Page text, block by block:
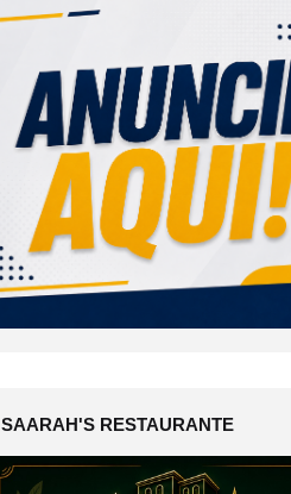
SAARAH'S RESTAURANTE